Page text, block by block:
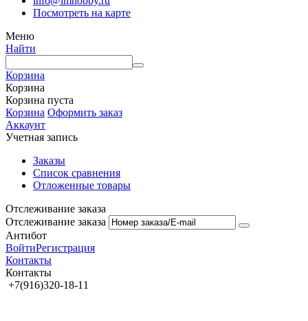
Посмотреть на карте
Меню
Найти
Корзина
Корзина
Корзина пуста
Корзина Оформить заказ
Аккаунт
Учетная запись
Заказы
Список сравнения
Отложенные товары
Отслеживание заказа
Отслеживание заказа
Антибот
ВойтиРегистрация
Контакты
Контакты
+7(916)320-18-11